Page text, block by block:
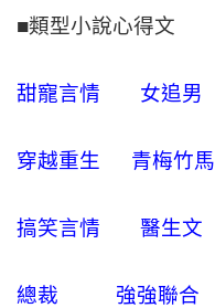
■類型小說心得文
甜寵言情 女追男
穿越重生 青梅竹馬
搞笑言情 醫生文
總裁 強強聯合